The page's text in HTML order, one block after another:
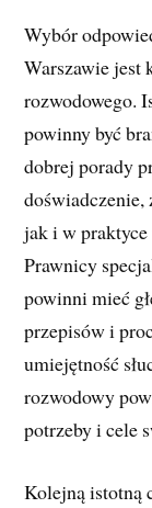
Wybór
Warszawie jest
rozwodowego.
powinny być
dobrej porady
doświadczenie,
jak i w
Prawnicy
powinni mieć
przepisów i
umiejętność
rozwodowy
potrzeby i cele
Kolejną istotną